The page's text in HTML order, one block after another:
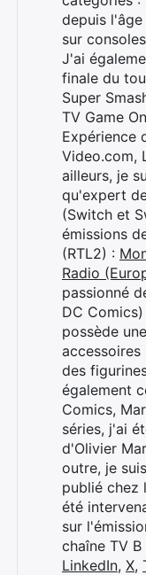
depuis
sur
J'ai
finale du
Super
TV Game
Expérience
Video.com,
ailleurs, je
qu'expert
(Switch et
émissions
(RTL2) :
Radio
passionné
DC
possède
accessoires
des
également
Comics,
séries, j'ai
d'Olivier
outre, je
publié chez
été
sur
chaîne TV
LinkedIn, X,
: